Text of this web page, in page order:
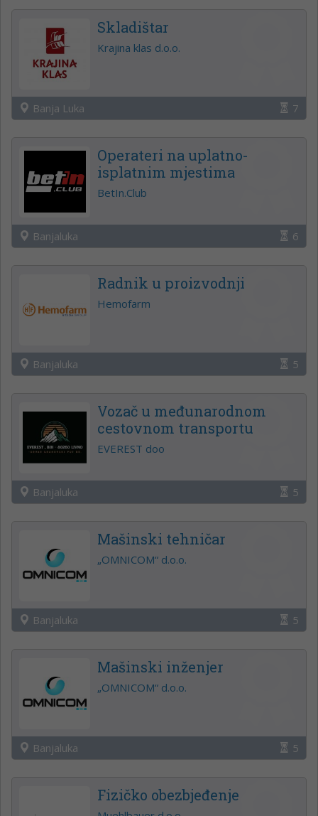
Skladištar
Krajina klas d.o.o.
Banja Luka 7
Operateri na uplatno-
isplatnim mjestima
BetIn.Club
Banjaluka 6
Radnik u proizvodnji
Hemofarm
Banjaluka 5
Vozač u međunarodnom
cestovnom transportu
EVEREST doo
Banjaluka 5
Mašinski tehničar
„OMNICOM“ d.o.o.
Banjaluka 5
Mašinski inženjer
„OMNICOM“ d.o.o.
Banjaluka 5
Fizičko obezbjeđenje